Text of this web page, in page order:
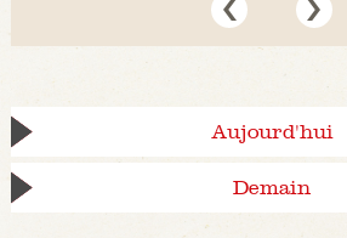
Aujourd'hui
Demain